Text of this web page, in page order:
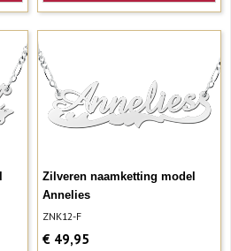
Zilveren naamketting model
Annelies
ZNK12-F
€ 49,95